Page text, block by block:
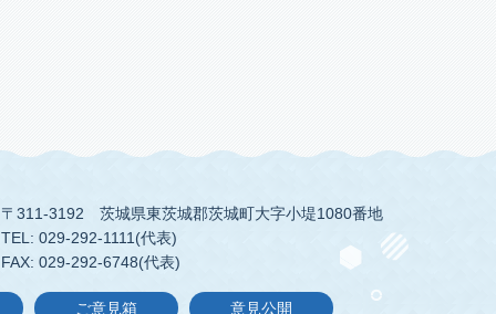
〒311-3192
茨城県東茨城郡茨城町大字小堤1080番地
TEL: 029-292-1111(代表)
FAX: 029-292-6748(代表)
ご意見箱 意見公開